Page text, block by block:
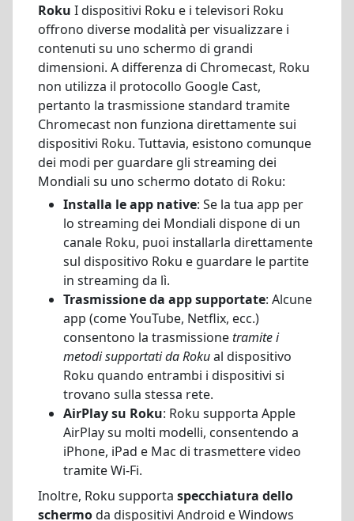
Roku I dispositivi Roku e i televisori Roku
offrono diverse modalità per visualizzare i
contenuti su uno schermo di grandi
dimensioni. A differenza di Chromecast, Roku
non utilizza il protocollo Google Cast,
pertanto la trasmissione standard tramite
Chromecast non funziona direttamente sui
dispositivi Roku. Tuttavia, esistono comunque
dei modi per guardare gli streaming dei
Mondiali su uno schermo dotato di Roku:
Installa le app native: Se la tua app per
lo streaming dei Mondiali dispone di un
canale Roku, puoi installarla direttamente
sul dispositivo Roku e guardare le partite
in streaming da lì.
Trasmissione da app supportate: Alcune
app (come YouTube, Netflix, ecc.)
consentono la trasmissionetramite i
metodi supportati da Rokual dispositivo
Roku quando entrambi i dispositivi si
trovano sulla stessa rete.
AirPlay su Roku: Roku supporta Apple
AirPlay su molti modelli, consentendo a
iPhone, iPad e Mac di trasmettere video
tramite Wi-Fi.
Inoltre, Roku supporta specchiatura dello
schermoda dispositivi Android e Windows